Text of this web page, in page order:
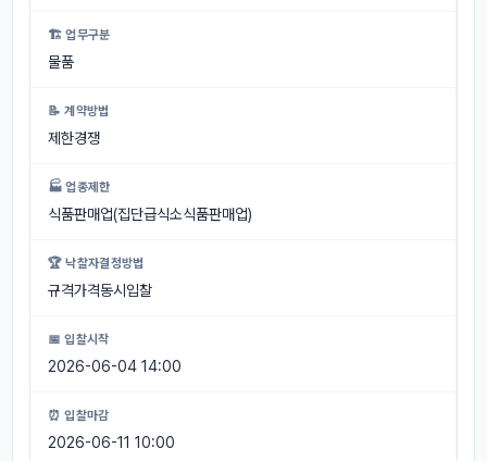
🏗 업무구분
물품
📝 계약방법
제한경쟁
🏭 업종제한
식품판매업(집단급식소식품판매업)
🏆 낙찰자결정방법
규격가격동시입찰
📅 입찰시작
2026-06-04 14:00
⏰ 입찰마감
2026-06-11 10:00